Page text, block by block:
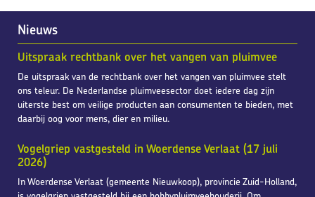
Nieuws
Uitspraak rechtbank over het vangen van pluimvee
De uitspraak van de rechtbank over het vangen van pluimvee stelt
ons teleur. De Nederlandse pluimveesector doet iedere dag zijn
uiterste best om veilige producten aan consumenten te bieden, met
daarbij oog voor mens, dier en milieu.
Vogelgriep vastgesteld in Woerdense Verlaat (17 juli
2026)
In Woerdense Verlaat (gemeente Nieuwkoop), provincie Zuid-Holland,